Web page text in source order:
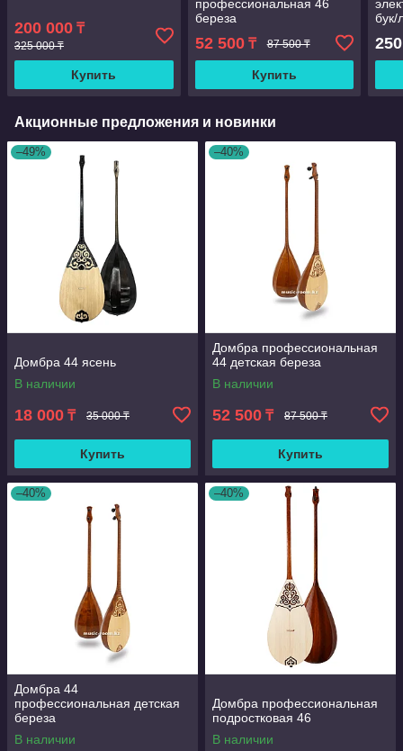
200 000 ₸
325 000 ₸
Купить
профессиональная 46
береза
52 500₸ 87 500 ₸
Купить
бук/
Акционные предложения и новинки
–49%
Домбра 44 ясень
В наличии
18 000 ₸ 35 000 ₸
Купить
–40%
Домбра профессиональная
44 детская береза
В наличии
52 500 ₸ 87 500 ₸
Купить
–40%
Домбра 44
профессиональная детская
береза
В наличии
–40%
Домбра профессиональная
подростковая 46
В наличии